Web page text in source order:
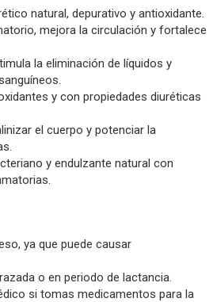
natural, depurativo y antioxidante.
mejora la circulación y fortalece
la eliminación de líquidos y
y con propiedades diuréticas
el cuerpo y potenciar la
y endulzante natural con
ya que puede causar
o en periodo de lactancia.
si tomas medicamentos para la